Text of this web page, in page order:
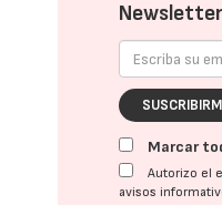
Marcar
Autorizo el
avisos